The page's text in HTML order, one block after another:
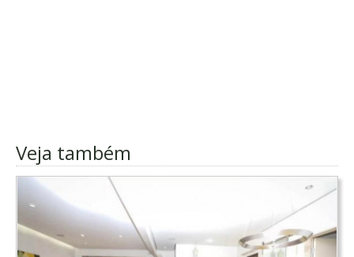
Veja também